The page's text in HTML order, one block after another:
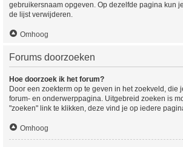
gebruikersnaam opgeven. Op dezelfde pagina kun
de lijst verwijderen.
Omhoog
Forums doorzoeken
Hoe doorzoek ik het forum?
Door een zoekterm op te geven in het zoekveld, die
forum- en onderwerppagina. Uitgebreid zoeken is
"zoeken" link te klikken, deze vind je op iedere
Omhoog